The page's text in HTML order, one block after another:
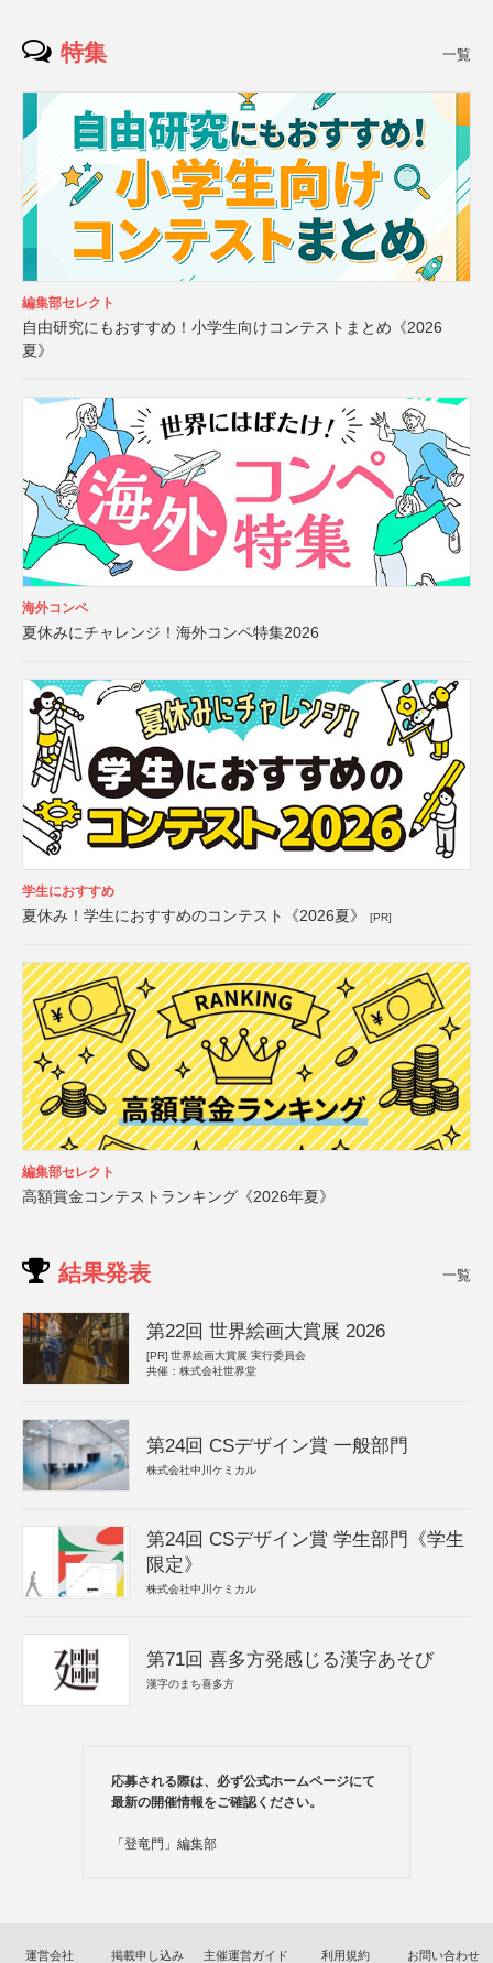
特集 一覧
編集部セレクト
自由研究にもおすすめ！小学生向けコンテストまとめ《2026
夏》
海外コンペ
夏休みにチャレンジ！海外コンペ特集2026
学生におすすめ
夏休み！学生におすすめのコンテスト《2026夏》 [PR]
編集部セレクト
高額賞金コンテストランキング《2026年夏》
結果発表 一覧
第22回 世界絵画大賞展 2026
[PR] 世界絵画大賞展 実行委員会
共催：株式会社世界堂
第24回 CSデザイン賞 一般部門
株式会社中川ケミカル
第24回 CSデザイン賞 学生部門《学生
限定》
株式会社中川ケミカル
第71回 喜多方発感じる漢字あそび
漢字のまち喜多方
応募される際は、必ず公式ホームページにて
最新の開催情報をご確認ください。
「登竜門」編集部
運営会社 掲載申し込み 主催運営ガイド 利用規約 お問い合わせ